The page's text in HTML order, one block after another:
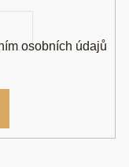
osobních údajů